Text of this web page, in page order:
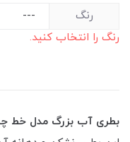
رنگ
رنگ را انتخاب کنید.
بطری آب بزرگ مدل خط